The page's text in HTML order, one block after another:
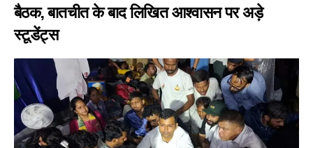
बैठक, बातचीत के बाद लिखित आश्वासन पर अड़े
स्टूडेंट्स